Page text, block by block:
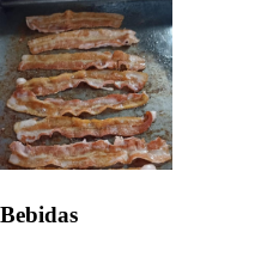
Bebidas